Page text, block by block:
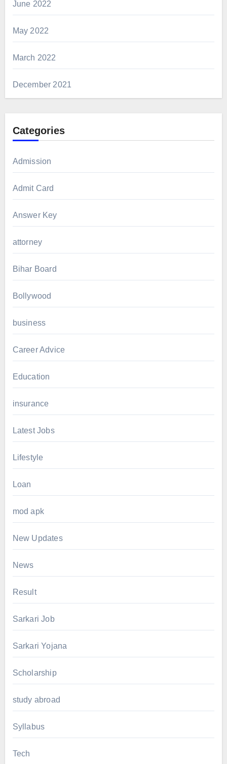
June 2022
May 2022
March 2022
December 2021
Categories
Admission
Admit Card
Answer Key
attorney
Bihar Board
Bollywood
business
Career Advice
Education
insurance
Latest Jobs
Lifestyle
Loan
mod apk
New Updates
News
Result
Sarkari Job
Sarkari Yojana
Scholarship
study abroad
Syllabus
Tech